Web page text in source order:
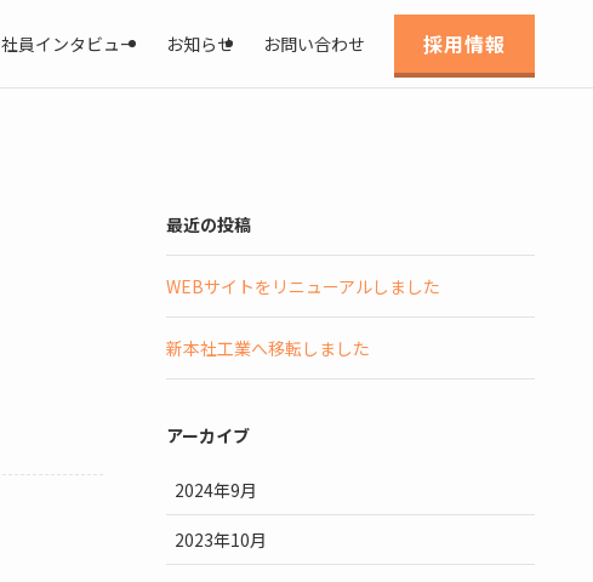
社員インタビュー お知らせ お問い合わせ 採用情報
最近の投稿
WEBサイトをリニューアルしました
新本社工業へ移転しました
アーカイブ
2024年9月
2023年10月